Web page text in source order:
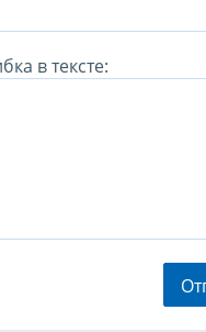
в тексте: